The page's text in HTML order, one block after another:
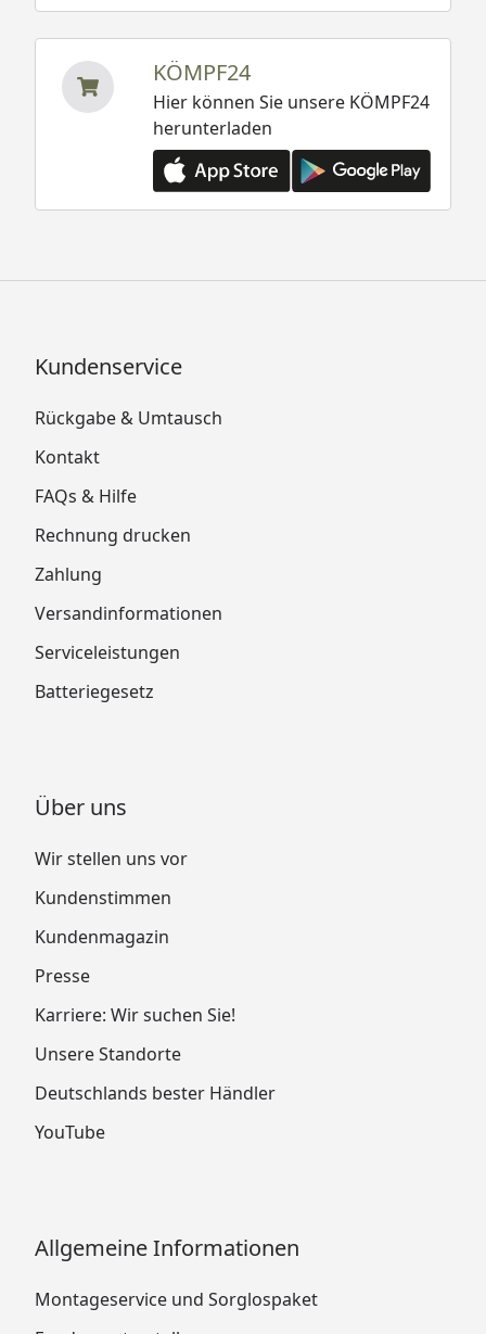
KÖMPF24
Hier können Sie unsere KÖMPF24
herunterladen
Kundenservice
Rückgabe & Umtausch
Kontakt
FAQs & Hilfe
Rechnung drucken
Zahlung
Versandinformationen
Serviceleistungen
Batteriegesetz
Über uns
Wir stellen uns vor
Kundenstimmen
Kundenmagazin
Presse
Karriere: Wir suchen Sie!
Unsere Standorte
Deutschlands bester Händler
YouTube
Allgemeine Informationen
Montageservice und Sorglospaket